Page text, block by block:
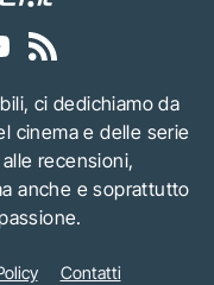
ci dedichiamo da
cinema e delle serie
recensioni,
anche e soprattutto
Contatti